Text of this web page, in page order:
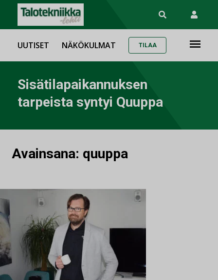
UUTISET NÄKÖKULMAT TILAA
Sisätilapaikannuksen
tarpeista syntyi Quuppa
Avainsana: quuppa